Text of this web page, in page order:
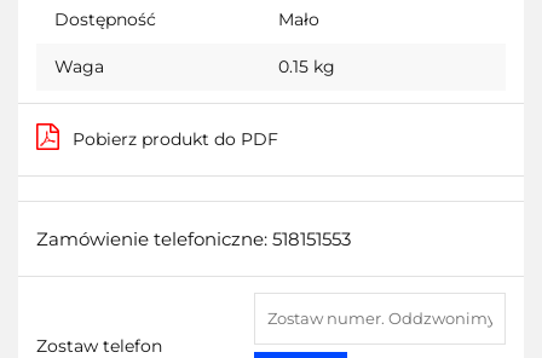
Dostępność Mało
Waga 0.15 kg
Pobierz produkt do PDF
Zamówienie telefoniczne: 518151553
Zostaw telefon